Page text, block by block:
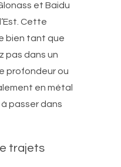
et Baidu
Cette
bien tant que
pas dans un
profondeur ou
en métal
à passer dans
trajets